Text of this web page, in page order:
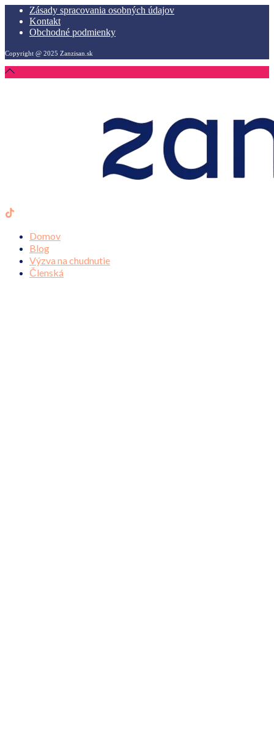
Zásady spracovania osobných údajov
Kontakt
Obchodné podmienky
Copyright @ 2025 Zanzisan.sk
Domov
Blog
Výzva na chudnutie
Členská